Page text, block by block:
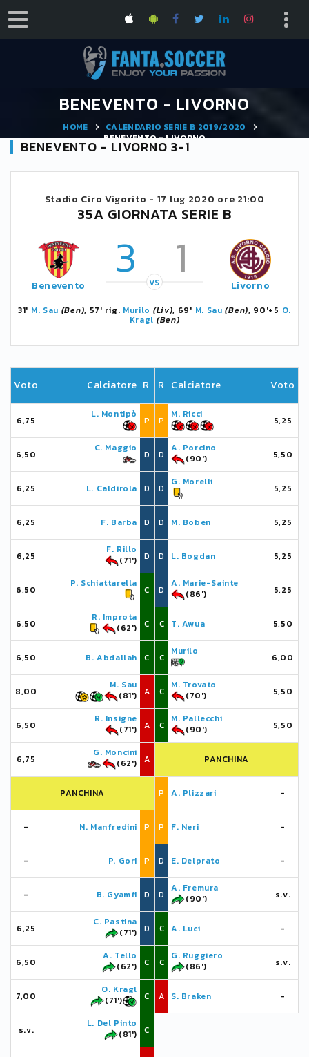
BENEVENTO - LIVORNO
HOME
CALENDARIO SERIE B 2019/2020
BENEVENTO - LIVORNO
BENEVENTO - LIVORNO 3-1
Stadio Ciro Vigorito - 17 lug 2020 ore 21:00
35A GIORNATA SERIE B
Benevento 3 1
VS Livorno
31' M. Sau (Ben), 57' rig. Murilo (Liv), 69' M. Sau (Ben), 90'+5 O.
Kragl (Ben)
Voto Calciatore R
6,75
L. Montipò
P
6,50
C. Maggio
D
6,25 L. Caldirola D
6,25 F. Barba D
6,25
F. Rillo
(71')
D
6,50
P. Schiattarella
C
6,50
R. Improta
(62')
C
6,50 B. Abdallah C
8,00
M. Sau
(81')
A
6,50
R. Insigne
(71')
A
6,75
G. Moncini
(62')
A
PANCHINA
- N. Manfredini P
- P. Gori P
- B. Gyamfi D
6,25
C. Pastina
(71')
D
6,50
A. Tello
(62')
C
7,00
O. Kragl
(71')
C
s.v.
L. Del Pinto
(81')
C
R Calciatore Voto
P
M. Ricci
5,25
D
A. Porcino
(90')
5,50
D
G. Morelli
5,25
D M. Boben 5,25
D L. Bogdan 5,25
D
A. Marie-Sainte
(86')
5,25
C T. Awua 5,50
C
Murilo
6,00
C
M. Trovato
(70')
5,50
C
M. Pallecchi
(90')
5,50
PANCHINA
P A. Plizzari -
P F. Neri -
D E. Delprato -
D
A. Fremura
(90')
s.v.
C A. Luci -
C
G. Ruggiero
(86')
s.v.
A S. Braken -